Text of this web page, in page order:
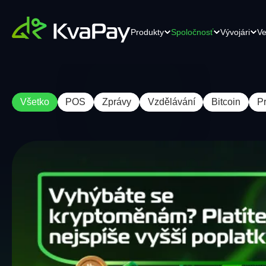
Produkty
POS terminál
Jednoduchý a spolehlivý platební
terminál. Přijímejte kryptoměny bez
námahy pomocí jakéhokoli mobilního
Spoločnosť
Kontaktujte nás
Kontaktujte náš
tím
Vývojári
Dokumentácia
Komplexná dokumentácia pre
bezproblémové pochopenie.
Všetko POS Zprávy Vzdělávání Bitcoin